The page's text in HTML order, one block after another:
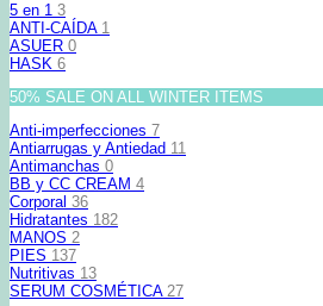
5 en 1 3
ANTI-CAÍDA 1
ASUER 0
HASK 6
50% SALE ON ALL WINTER ITEMS
Anti-imperfecciones 7
Antiarrugas y Antiedad 11
Antimanchas 0
BB y CC CREAM 4
Corporal 36
Hidratantes 182
MANOS 2
PIES 137
Nutritivas 13
SERUM COSMÉTICA 27